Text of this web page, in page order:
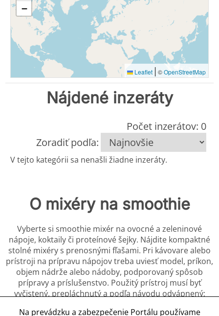
−
Leaflet | ©OpenStreetMap
Nájdené inzeráty
Počet inzerátov: 0
Zoradiť podľa:
V tejto kategórii sa nenašli žiadne inzeráty.
O mixéry na smoothie
Vyberte si smoothie mixér na ovocné a zeleninové
nápoje, koktaily či proteínové šejky. Nájdite kompaktné
stolné mixéry s prenosnými fľašami. Pri kávovare alebo
prístroji na prípravu nápojov treba uviesť model, príkon,
objem nádrže alebo nádoby, podporovaný spôsob
prípravy a príslušenstvo. Použitý prístroj musí byť
vyčistený, prepláchnutý a podľa návodu odvápnený;
Na prevádzku a zabezpečenie Portálu používame